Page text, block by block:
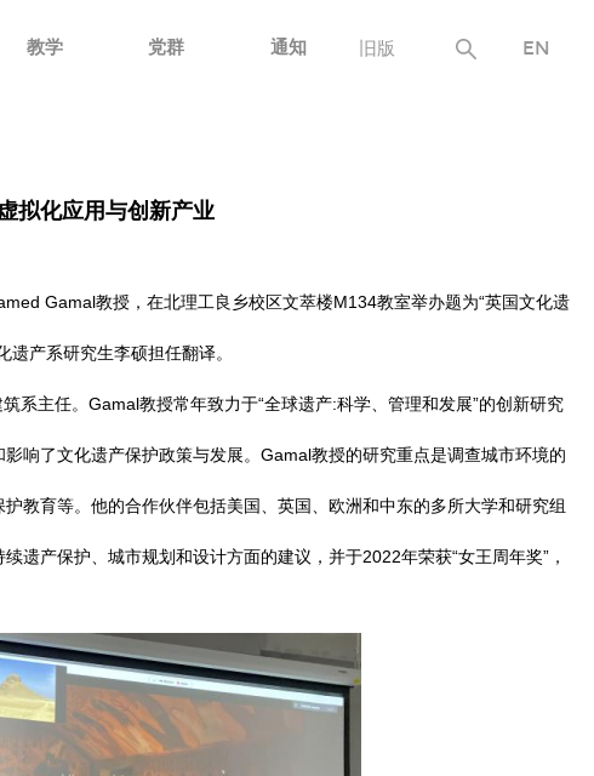
教学 党群 通知 旧版 EN
拟化应用与创新产业
Gamal教授，在北理工良乡校区文萃楼M134教室举办题为“英国文化遗
产系研究生李硕担任翻译。
系主任。Gamal教授常年致力于“全球遗产:科学、管理和发展”的创新研究
响了文化遗产保护政策与发展。Gamal教授的研究重点是调查城市环境的
教育等。他的合作伙伴包括美国、英国、欧洲和中东的多所大学和研究组
产保护、城市规划和设计方面的建议，并于2022年荣获“女王周年奖”，